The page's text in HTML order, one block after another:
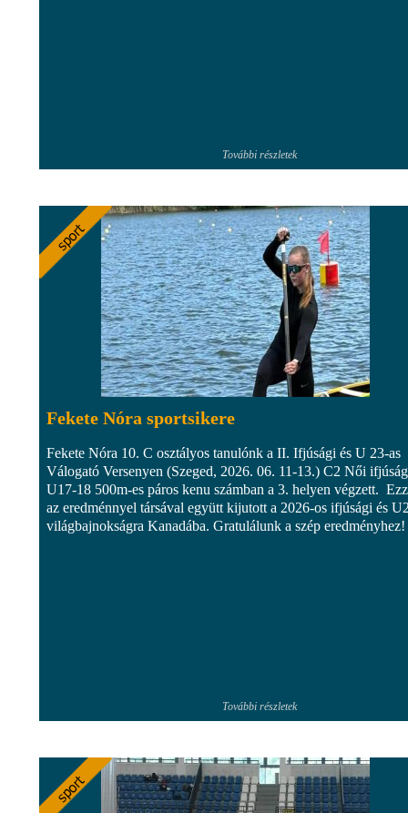
További részletek
Fekete Nóra sportsikere
Fekete Nóra 10. C osztályos tanulónk a II. Ifjúsági és U 23-as
Válogató Versenyen (Szeged, 2026. 06. 11-13.) C2 Női
U17-18 500m-es páros kenu számban a 3. helyen végzett.
az eredménnyel társával együtt kijutott a 2026-os ifjúsági és
világbajnokságra Kanadába. Gratulálunk a szép eredményhez!
További részletek